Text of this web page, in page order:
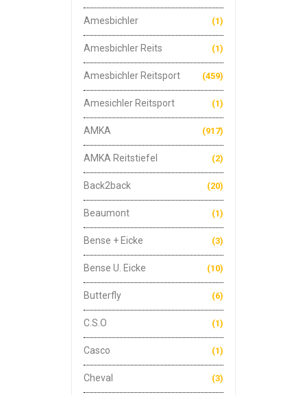
Amesbichler (1)
Amesbichler Reits (1)
Amesbichler Reitsport (459)
Amesichler Reitsport (1)
AMKA (917)
AMKA Reitstiefel (2)
Back2back (20)
Beaumont (1)
Bense + Eicke (3)
Bense U. Eicke (10)
Butterfly (6)
C.S.O (1)
Casco (1)
Cheval (3)